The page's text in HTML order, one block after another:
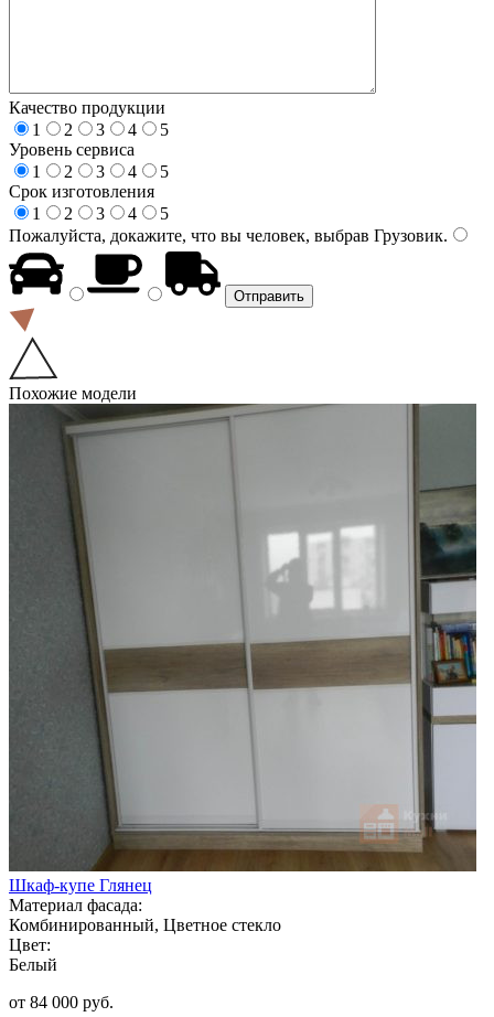
Качество продукции
1
2 3 4
5
Уровень сервиса
1
2 3 4
5
Срок изготовления
1
2 3 4
5
Пожалуйста, докажите, что вы человек, выбрав Грузовик.
Похожие модели
Шкаф-купе Глянец
Материал фасада:
Комбинированный, Цветное стекло
Цвет:
Белый
от 84 000 руб.